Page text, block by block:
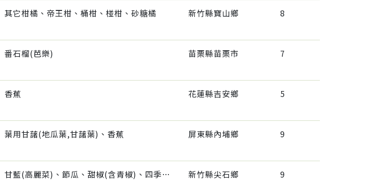
其它柑橘、帝王柑、桶柑、椪柑、砂糖橘 新竹縣寶山鄉 8
番石榴(芭樂) 苗栗縣苗栗市 7
香蕉 花蓮縣吉安鄉 5
葉用甘藷(地瓜葉,甘藷葉)、香蕉 屏東縣內埔鄉 9
甘藍(高麗菜)、節瓜、甜椒(含青椒)、四季豆(菜豆)、香菇、番茄(含小番茄) 新竹縣尖石鄉 9